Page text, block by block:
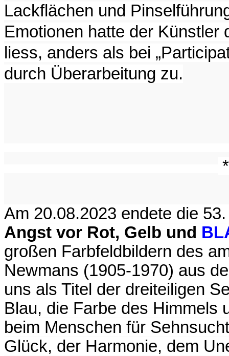
Lackflächen und
Emotionen hatte der Künstler
liess, anders als bei
durch Überarbeitung zu.
Am 20.08.2023 endete die
Angst vor Rot, Gelb und
großen Farbfeldbildern des
Newmans (1905-1970) aus
uns als Titel der dreiteiligen
Blau, die Farbe des Himmels
beim Menschen für
Glück, der Harmonie, dem